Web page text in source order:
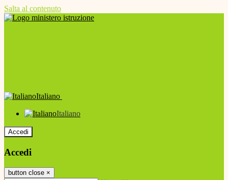
Salta al contenuto
Italiano
Italiano
Accedi
Accedi
button close ×